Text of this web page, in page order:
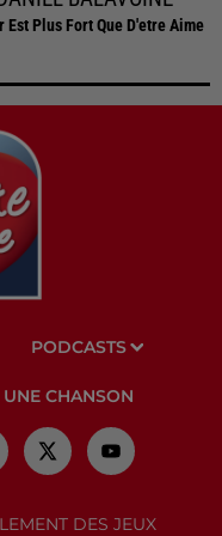
Est Plus Fort Que D'etre Aime
PODCASTS
CHANSON
DES JEUX